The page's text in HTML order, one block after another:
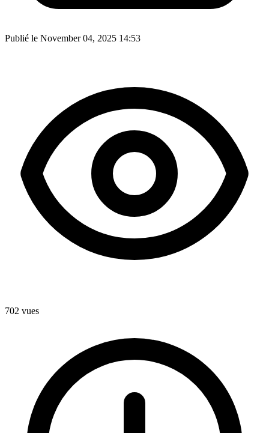
Publié le November 04, 2025 14:53
702 vues